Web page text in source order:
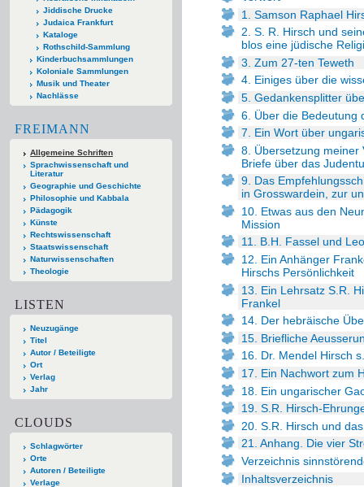
Jiddische Drucke
Judaica Frankfurt
Kataloge
Rothschild-Sammlung
Kinderbuchsammlungen
Koloniale Sammlungen
Musik und Theater
Nachlässe
FREIMANN
Allgemeine Schriften
Sprachwissenschaft und
Literatur
Geographie und Geschichte
Philosophie und Kabbala
Pädagogik
Künste
Rechtswissenschaft
Staatswissenschaft
Naturwissenschaften
Theologie
LISTEN
Neuzugänge
Titel
Autor / Beteiligte
Ort
Verlag
Jahr
CLOUDS
Schlagwörter
Orte
Autoren / Beteiligte
Verlage
1. Samson Raphael
2. S. R. Hirsch und
blos eine jüdische
3. Zum 27-ten Teweth
4. Einiges über die
5. Gedankensplitter
6. Über die Bedeutung
7. Ein Wort über
8. Übersetzung meiner
Briefe über das
9. Das
in Grosswardein, zur
10. Etwas aus den
Mission
11. B.H. Fassel und
12. Ein Anhänger
Hirschs Persönlichkeit
13. Ein Lehrsatz S.R.
Frankel
14. Der hebräische
15. Briefliche
16. Dr. Mendel Hirsch
17. Ein Nachwort zum
18. Ein ungarischer
19. S.R. Hirsch-
20. S.R. Hirsch und
21. Anhang. Die vier
Verzeichnis
Inhaltsverzeichnis